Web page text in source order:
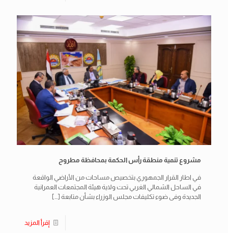
مشروع تنمية منطقة رأس الحكمة بمحافظة مطروح
في اطار القرار الجمهوري بتخصيص مساحات من الأراضي الواقعة
في الساحل الشمالي الغربي تحت ولاية هيئة المجتمعات العمرانية
الجديدة وفى ضوء تكليفات مجلس الوزراء بشأن متابعة […]
إقرأ المزيد